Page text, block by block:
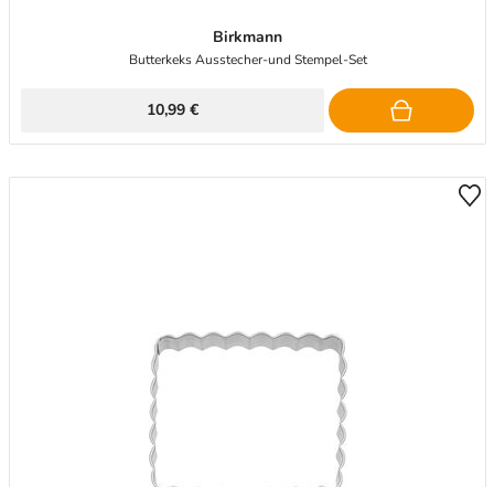
Birkmann
Butterkeks Ausstecher-und Stempel-Set
10,99 €